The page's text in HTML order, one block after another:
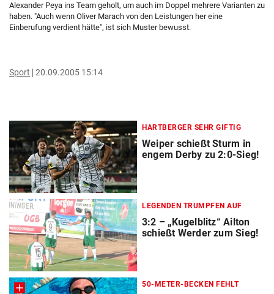
Alexander Peya ins Team geholt, um auch im Doppel mehrere Varianten zu
haben. "Auch wenn Oliver Marach von den Leistungen her eine
Einberufung verdient hätte", ist sich Muster bewusst.
Sport 20.09.2005 15:14
HARTBERGER SEHR GIFTIG
Weiper schießt Sturm in
engem Derby zu 2:0-Sieg!
LEGENDEN TRUMPFEN AUF
3:2 – „Kugelblitz“ Ailton
schießt Werder zum Sieg!
50-METER-BECKEN FEHLT